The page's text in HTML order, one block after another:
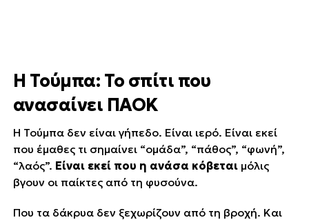
Η Τούμπα: Το σπίτι που
ανασαίνει ΠΑΟΚ
Η Τούμπα δεν είναι γήπεδο. Είναι ιερό. Είναι εκεί
που έμαθες τι σημαίνει “ομάδα”, “πάθος”, “φωνή”,
“λαός”. Είναι εκεί που η ανάσα κόβεται μόλις
βγουν οι παίκτες από τη φυσούνα.
Που τα δάκρυα δεν ξεχωρίζουν από τη βροχή. Και